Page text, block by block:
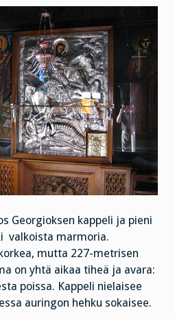
Georgioksen kappeli ja pieni
valkoista marmoria.
mutta 227-metrisen
on yhtä aikaa tiheä ja avara:
poissa. Kappeli nielaisee
auringon hehku sokaisee.